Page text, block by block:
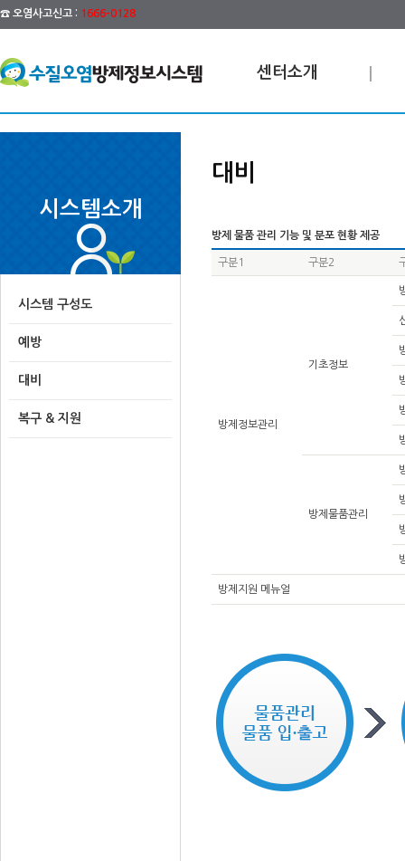
☎ 오염사고신고 : 1666-0128
센터소개
시스템소개
시스템 구성도
예방
대비
복구 & 지원
대비
방제 물품 관리 기능 및 분포 현황 제공
구분1 구분2
방제정보관리
기초정보
방제물품관리
방제지원 메뉴얼